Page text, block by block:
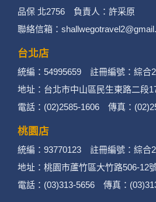
品保 北2756 負責人：許采原
聯絡信箱：
台北店
統編：54995659 註冊編號：綜合
地址：台北市中山區民生東路二段
電話：(02)2585-1606 傳真：
桃園店
統編：93770123 註冊編號：綜合
地址：桃園市蘆竹區大竹路506-12
電話：(03)313-5656 傳真：